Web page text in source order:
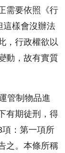
需要依照《行
這樣會沒辦法
，行政權欲以
動，故有實質
管制物品進
有期徒刑，得
：第一項所
之。本條所稱